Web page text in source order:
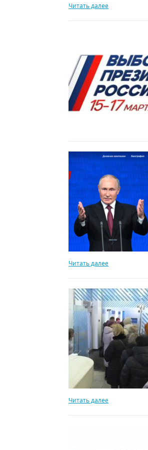
Читать далее
Читать далее
Читать далее